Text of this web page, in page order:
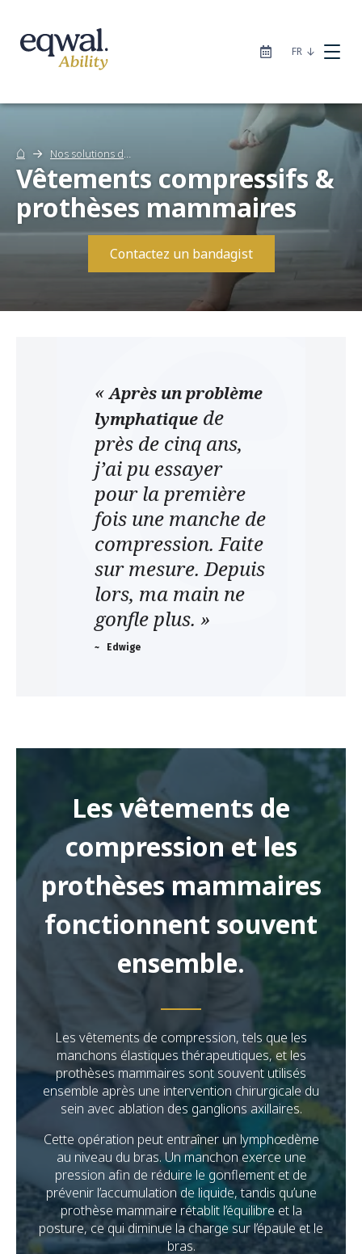
FR
Nos solutions de soins
Catalogue
Infothèque
Contact
⌂
Vêtements compressifs &
prothèses mammaires
Contactez un bandagist
«Après un problème
lymphatique de
près de cinq ans,
j’ai pu essayer
pour la première
fois une manche de
compression. Faite
sur mesure. Depuis
lors, ma main ne
gonfle plus. »
~ Edwige
Les vêtements de
compression et les
prothèses mammaires
fonctionnent souvent
ensemble.
Les vêtements de compression, tels que les
manchons élastiques thérapeutiques, et les
prothèses mammaires sont souvent utilisés
ensemble après une intervention chirurgicale du
sein avec ablation des ganglions axillaires.
Cette opération peut entraîner un lymphœdème
au niveau du bras. Un manchon exerce une
pression afin de réduire le gonflement et de
prévenir l’accumulation de liquide, tandis qu’une
prothèse mammaire rétablit l’équilibre et la
posture, ce qui diminue la charge sur l’épaule et le
bras.